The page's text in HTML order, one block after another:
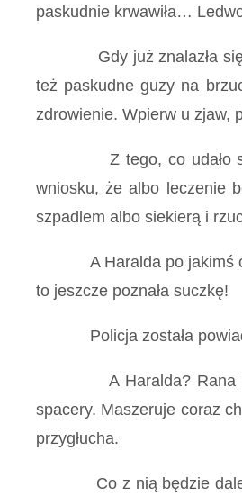
paskudnie krwawiła…
Gdy już znalazła się u
też paskudne guzy na
zdrowienie. Wpierw u zjaw,
Z tego, co udało się
wniosku, że albo leczenie
szpadlem albo siekierą i
A Haralda po jakimś
to jeszcze poznała suczkę!
Policja została
A Haralda? Rana na
spacery. Maszeruje coraz
przygłucha.
Co z nią będzie dalej?